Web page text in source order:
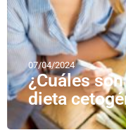
07/04/2024
¿Cuáles
dieta